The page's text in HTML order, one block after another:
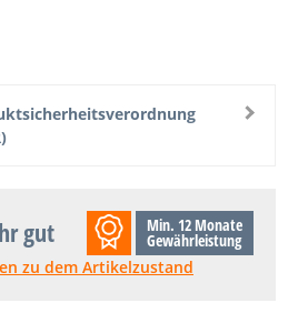
gut Min. 12 Monate
Gewährleistung
zu dem Artikelzustand